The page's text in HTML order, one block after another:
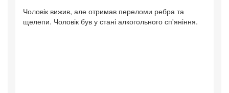
Чоловік вижив, але отримав переломи ребра та
щелепи. Чоловік був у стані алкогольного сп'яніння.